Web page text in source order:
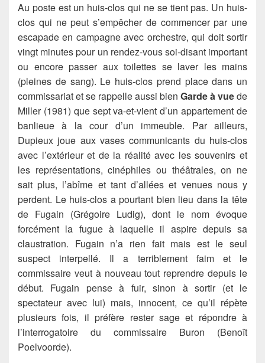
Au poste est un huis-clos qui ne se tient pas. Un huis-
clos qui ne peut s’empêcher de commencer par une
escapade en campagne avec orchestre, qui doit sortir
vingt minutes pour un rendez-vous soi-disant important
ou encore passer aux toilettes se laver les mains
(pleines de sang). Le huis-clos prend place dans un
commissariat et se rappelle aussi bien Garde à vuede
Miller (1981) que sept va-et-vient d’un appartement de
banlieue à la cour d’un immeuble. Par ailleurs,
Dupieux joue aux vases communicants du huis-clos
avec l’extérieur et de la réalité avec les souvenirs et
les représentations, cinéphiles ou théâtrales, on ne
sait plus, l’abîme et tant d’allées et venues nous y
perdent. Le huis-clos a pourtant bien lieu dans la tête
de Fugain (Grégoire Ludig), dont le nom évoque
forcément la fugue à laquelle il aspire depuis sa
claustration. Fugain n’a rien fait mais est le seul
suspect interpellé. Il a terriblement faim et le
commissaire veut à nouveau tout reprendre depuis le
début. Fugain pense à fuir, sinon à sortir (et le
spectateur avec lui) mais, innocent, ce qu’il répète
plusieurs fois, il préfère rester sage et répondre à
l’interrogatoire du commissaire Buron (Benoît
Poelvoorde).